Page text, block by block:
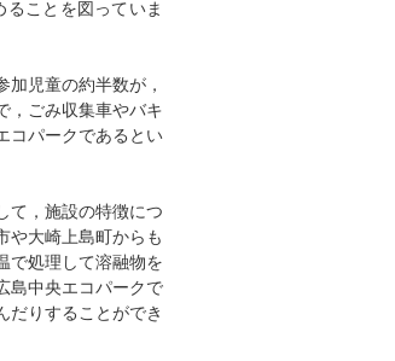
ことを図っていま
児童の約半数が，
，ごみ収集車やバキ
コパークであるとい
，施設の特徴につ
や大崎上島町からも
で処理して溶融物を
島中央エコパークで
だりすることができ